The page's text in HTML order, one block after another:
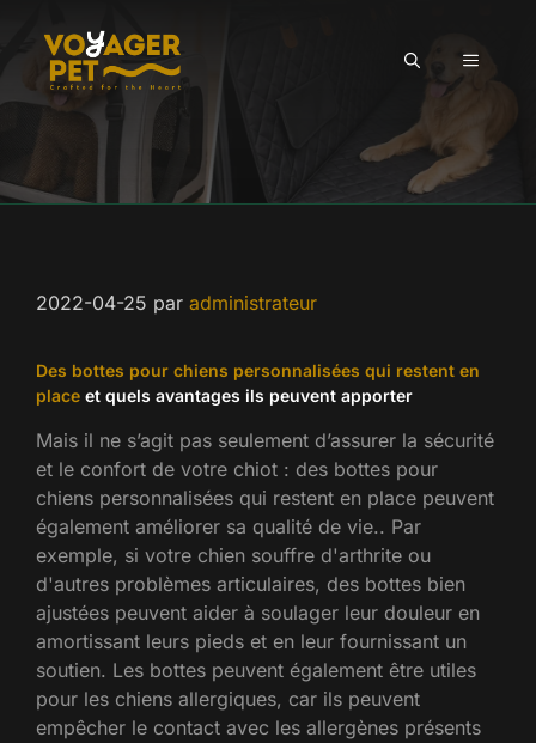
contenu
MENU
2022-04-25 par administrateur
Des bottes pour chiens personnalisées qui restent en
place et quels avantages ils peuvent apporter
Mais il ne s’agit pas seulement d’assurer la sécurité
et le confort de votre chiot : des bottes pour
chiens personnalisées qui restent en place peuvent
également améliorer sa qualité de vie.. Par
exemple, si votre chien souffre d'arthrite ou
d'autres problèmes articulaires, des bottes bien
ajustées peuvent aider à soulager leur douleur en
amortissant leurs pieds et en leur fournissant un
soutien. Les bottes peuvent également être utiles
pour les chiens allergiques, car ils peuvent
empêcher le contact avec les allergènes présents